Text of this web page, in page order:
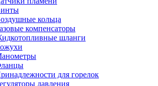
кольца
компенсаторы
шланги
для горелок
давления